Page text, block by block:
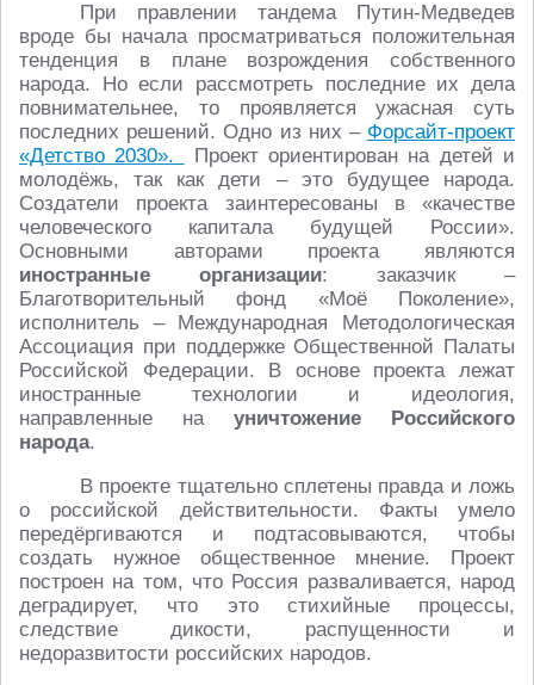
При правлении тандема Путин-Медведев
вроде бы начала просматриваться положительная
тенденция в плане возрождения собственного
народа. Но если рассмотреть последние их дела
повнимательнее, то проявляется ужасная суть
последних решений. Одно из них – Форсайт-проект
«Детство 2030».
Проект ориентирован на детей и
молодёжь, так как дети – это будущее народа.
Создатели проекта заинтересованы в «качестве
человеческого капитала будущей России».
Основными авторами проекта являются
иностранные организации: заказчик –
Благотворительный фонд «Моё Поколение»,
исполнитель – Международная Методологическая
Ассоциация при поддержке Общественной Палаты
Российской Федерации. В основе проекта лежат
иностранные технологии и идеология,
направленные на уничтожение Российского
народа.
В проекте тщательно сплетены правда и ложь
о российской действительности. Факты умело
передёргиваются и подтасовываются, чтобы
создать нужное общественное мнение. Проект
построен на том, что Россия разваливается, народ
деградирует, что это стихийные процессы,
следствие дикости, распущенности и
недоразвитости российских народов.